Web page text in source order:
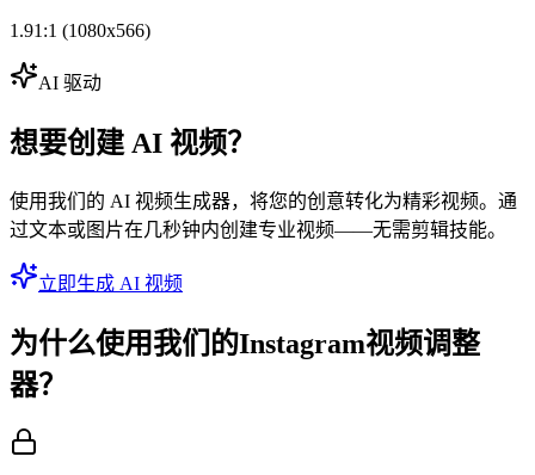
1.91:1 (1080x566)
AI 驱动
想要创建 AI 视频？
使用我们的 AI 视频生成器，将您的创意转化为精彩视频。通
过文本或图片在几秒钟内创建专业视频——无需剪辑技能。
立即生成 AI 视频
为什么使用我们的Instagram视频调整
器？